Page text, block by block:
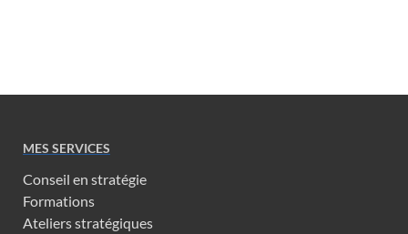
MES SERVICES
Conseil en stratégie
Formations
Ateliers stratégiques